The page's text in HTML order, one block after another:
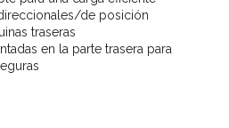
de posición
traseras
en la parte trasera para